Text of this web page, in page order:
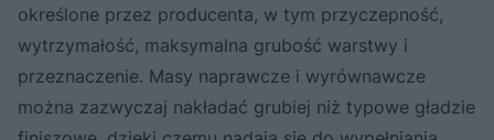
określone przez producenta, w tym przyczepność,
wytrzymałość, maksymalna grubość warstwy i
przeznaczenie. Masy naprawcze i wyrównawcze
można zazwyczaj nakładać grubiej niż typowe gładzie